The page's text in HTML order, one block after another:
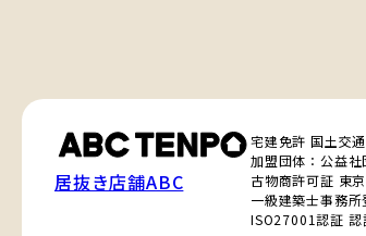
居抜き店舗ABC
宅建免許 国土交
加盟団体：公益
古物商許可証 東
一級建築士事務
ISO27001認証